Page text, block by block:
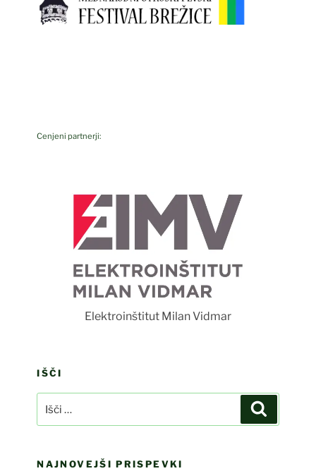
Cenjeni partnerji:
Elektroinštitut Milan Vidmar
IŠČI
NAJNOVEJŠI PRISPEVKI